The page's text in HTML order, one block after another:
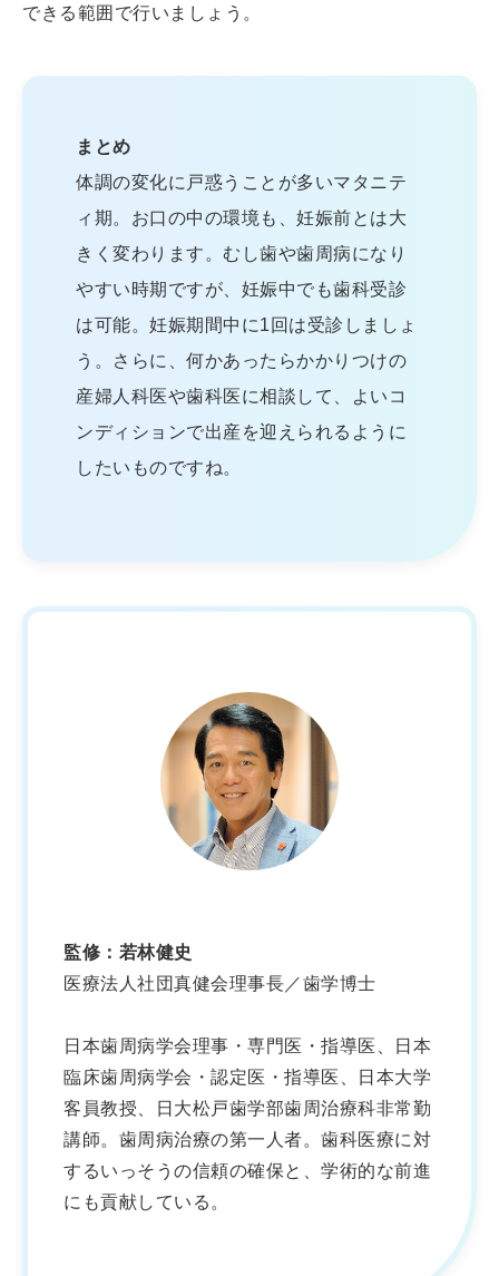
できる範囲で行いましょう。
まとめ
体調の変化に戸惑うことが多いマタニテ
ィ期。お口の中の環境も、妊娠前とは大
きく変わります。むし歯や歯周病になり
やすい時期ですが、妊娠中でも歯科受診
は可能。妊娠期間中に1回は受診しましょ
う。さらに、何かあったらかかりつけの
産婦人科医や歯科医に相談して、よいコ
ンディションで出産を迎えられるように
したいものですね。
監修：若林健史
医療法人社団真健会理事長／歯学博士
日本歯周病学会理事・専門医・指導医、日本
臨床歯周病学会・認定医・指導医、日本大学
客員教授、日大松戸歯学部歯周治療科非常勤
講師。歯周病治療の第一人者。歯科医療に対
するいっそうの信頼の確保と、学術的な前進
にも貢献している。